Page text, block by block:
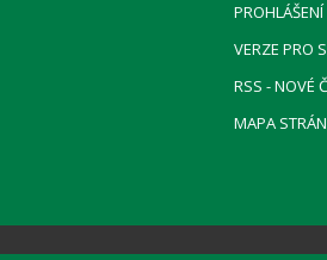
VERZE PRO
RSS - NOVÉ
MAPA